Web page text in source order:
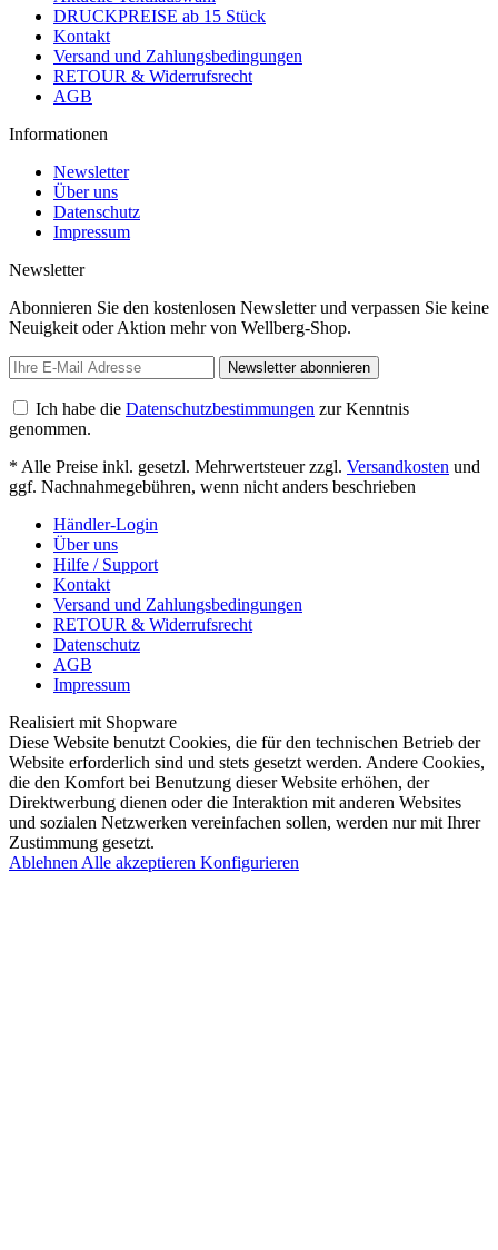
DRUCKPREISE ab 15 Stück
Kontakt
Versand und Zahlungsbedingungen
RETOUR & Widerrufsrecht
AGB
Informationen
Newsletter
Über uns
Datenschutz
Impressum
Newsletter
Abonnieren Sie den kostenlosen Newsletter und verpassen Sie keine
Neuigkeit oder Aktion mehr von Wellberg-Shop.
Newsletter abonnieren
Ich habe die Datenschutzbestimmungen zur Kenntnis
genommen.
* Alle Preise inkl. gesetzl. Mehrwertsteuer zzgl. Versandkosten und
ggf. Nachnahmegebühren, wenn nicht anders beschrieben
Händler-Login
Über uns
Hilfe / Support
Kontakt
Versand und Zahlungsbedingungen
RETOUR & Widerrufsrecht
Datenschutz
AGB
Impressum
Realisiert mit Shopware
Diese Website benutzt Cookies, die für den technischen Betrieb der
Website erforderlich sind und stets gesetzt werden. Andere Cookies,
die den Komfort bei Benutzung dieser Website erhöhen, der
Direktwerbung dienen oder die Interaktion mit anderen Websites
und sozialen Netzwerken vereinfachen sollen, werden nur mit Ihrer
Zustimmung gesetzt.
Ablehnen Alle akzeptieren Konfigurieren